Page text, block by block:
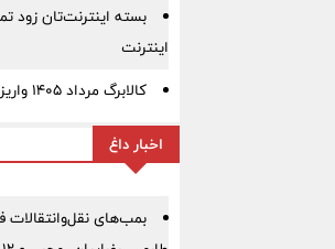
بسته اینترنت‌تان زود
اینترنت
کالابرگ مرداد ۱۴۰۵ واریز شد + جدول زمان و مبلغ کالابرگ
اخبار داغ
بمب‌های نقل‌وانتقالات